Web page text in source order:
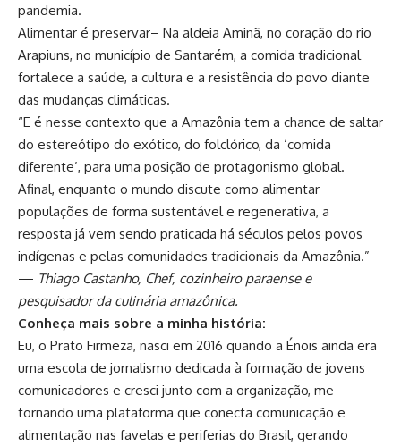
pandemia.
Alimentar é preservar– Na aldeia Aminã, no coração do rio
Arapiuns, no município de Santarém, a comida tradicional
fortalece a saúde, a cultura e a resistência do povo diante
das mudanças climáticas.
“E é nesse contexto que a Amazônia tem a chance de saltar
do estereótipo do exótico, do folclórico, da ‘comida
diferente’, para uma posição de protagonismo global.
Afinal, enquanto o mundo discute como alimentar
populações de forma sustentável e regenerativa, a
resposta já vem sendo praticada há séculos pelos povos
indígenas e pelas comunidades tradicionais da Amazônia.”
— Thiago Castanho, Chef, cozinheiro paraense e
pesquisador da culinária amazônica.
Conheça mais sobre a minha história:
Eu, o Prato Firmeza, nasci em 2016 quando a Énois ainda era
uma escola de jornalismo dedicada à formação de jovens
comunicadores e cresci junto com a organização, me
tornando uma plataforma que conecta comunicação e
alimentação nas favelas e periferias do Brasil, gerando